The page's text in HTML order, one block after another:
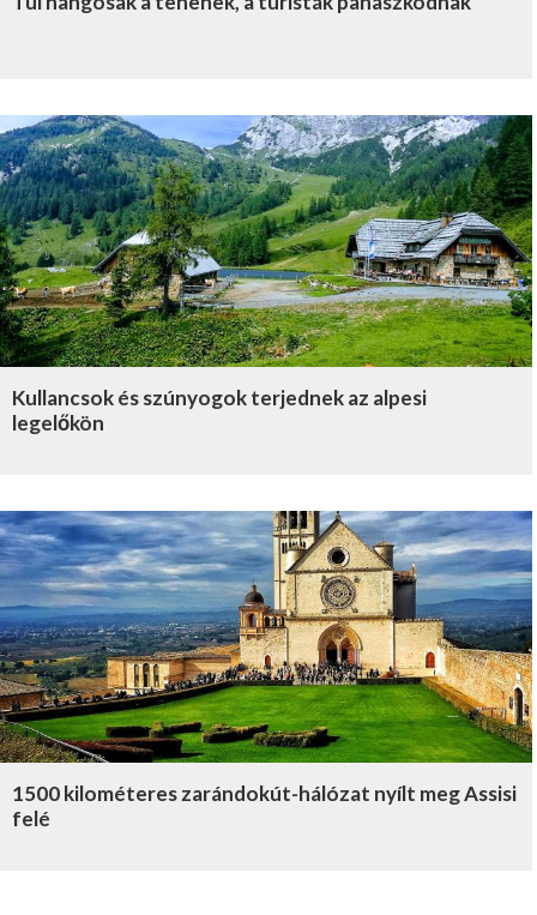
Kullancsok és szúnyogok terjednek az alpesi
legelőkön
1500 kilométeres zarándokút-hálózat nyílt meg Assisi
felé